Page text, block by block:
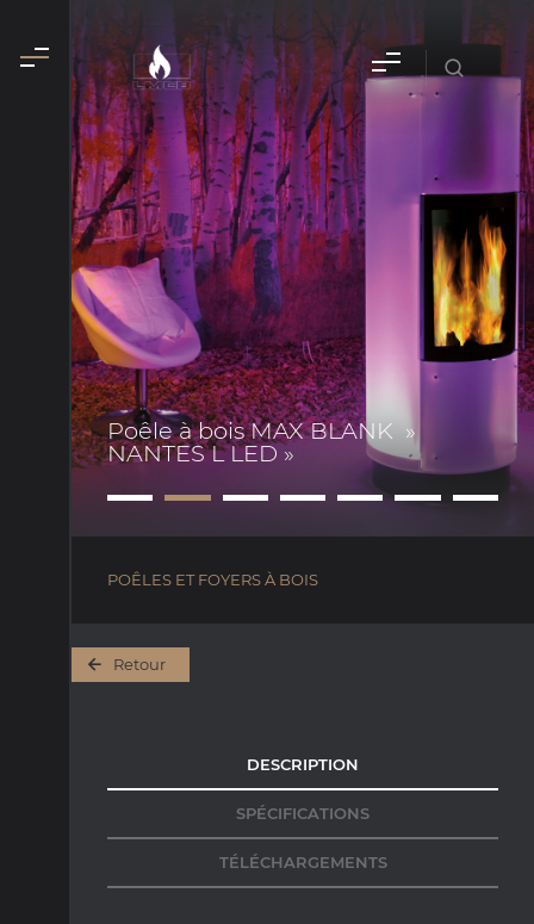
Poêle à bois MAX BLANK »
NANTES L LED »
POÊLES ET FOYERS À BOIS
Retour
DESCRIPTION
SPÉCIFICATIONS
TÉLÉCHARGEMENTS